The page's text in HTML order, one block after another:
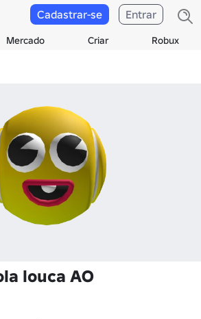
Mercado Criar Robux
Cadastrar-se Entrar
louca AO